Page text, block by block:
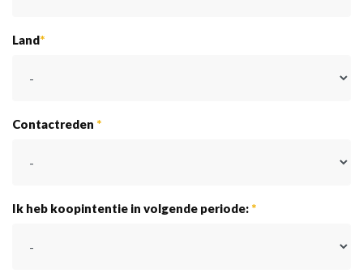
Land*
Contactreden *
Ik heb koopintentie in volgende periode: *